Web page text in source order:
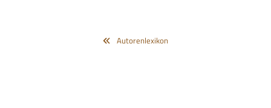
Autorenlexikon